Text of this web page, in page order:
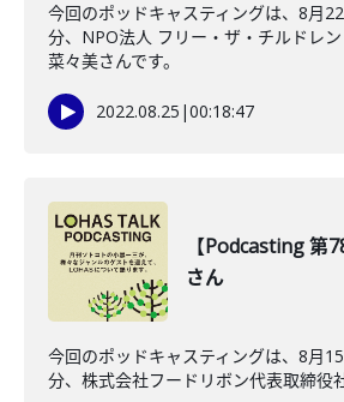
今回のポッドキャスティングは、8月
分、NPO法人 フリー・ザ・チルドレ
菜々美さんです。
2022.08.25 |00:18:47
【Podcasting 第
さん
今回のポッドキャスティングは、8月
分、株式会社フードリボン代表取締役